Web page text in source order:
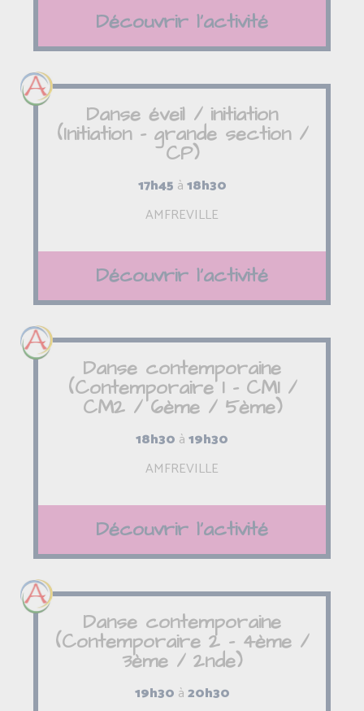
Découvrir l'activité
Danse éveil / initiation
(Initiation - grande section /
CP)
17h45 à18h30
AMFREVILLE
Découvrir l'activité
Danse contemporaine
(Contemporaire 1 - CM1 /
CM2 / 6ème / 5ème)
18h30 à19h30
AMFREVILLE
Découvrir l'activité
Danse contemporaine
(Contemporaire 2 - 4ème /
3ème / 2nde)
19h30 à20h30